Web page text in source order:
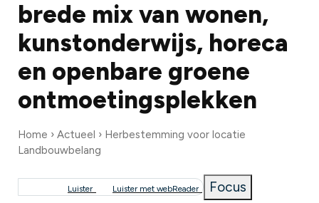
brede mix van wonen,
kunstonderwijs, horeca
en openbare groene
ontmoetingsplekken
Kruimelpad
Home Actueel
Herbestemming voor locatie
Landbouwbelang
Luister Luister met webReader Focus